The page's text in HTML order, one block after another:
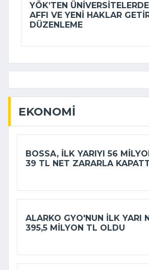
YÖK’TEN
AFFI VE YENI HAKLAR
DÜZENLEME
EKONOMI
BOSSA, ILK YARIYI 56
39 TL NET ZARARLA
ALARKO GYO'NUN ILK YARI
395,5 MILYON TL OLDU